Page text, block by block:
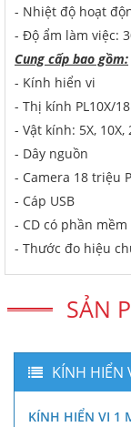
- Nhiệt độ hoạt
- Độ ẩm làm việc:
Cung cấp bao gồm:
- Kính hiển vi
- Thị kính PL10X/
- Vật kính: 5X, 10X,
- Dây nguồn
- Camera 18 triệu
- Cáp USB
- CD có phần mềm
- Thước đo hiệu
SẢN
KÍNH HIỂN
KÍNH HIỂN VI 1